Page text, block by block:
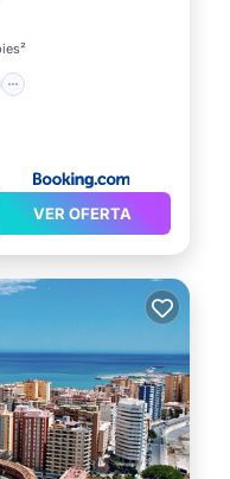
VER OFERTA